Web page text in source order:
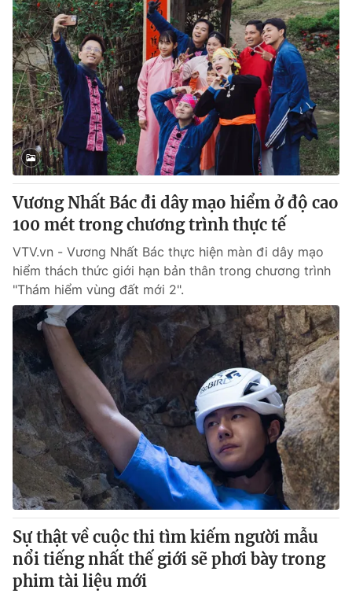
Vương Nhất Bác đi dây mạo hiểm ở độ cao
100 mét trong chương trình thực tế
VTV.vn - Vương Nhất Bác thực hiện màn đi dây mạo
hiểm thách thức giới hạn bản thân trong chương trình
"Thám hiểm vùng đất mới 2".
Sự thật về cuộc thi tìm kiếm người mẫu
nổi tiếng nhất thế giới sẽ phơi bày trong
phim tài liệu mới